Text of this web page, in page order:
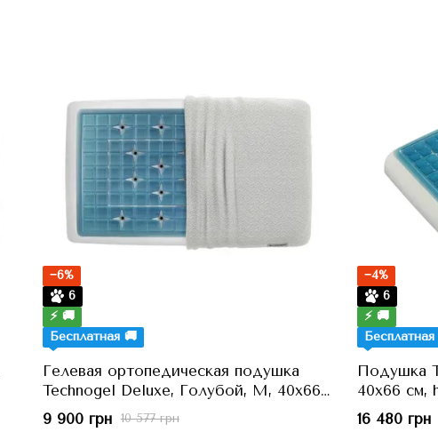
−6%
6
⚡ 🚚
Бесплатная 🚚
Гелевая ортопедическая подушка
Technogel Deluxe, Голубой, M, 40x66
см, h=11 см10 577 грн
9 900 грн
−4%
6
⚡ 🚚
Бесплатная
Подушка
40x66 см,
16 480 грн